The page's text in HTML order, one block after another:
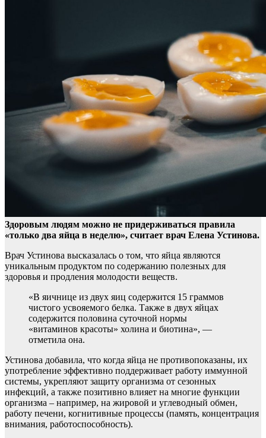
Здоровым людям можно не придерживаться правила
«только два яйца в неделю», считает врач Елена Устинова.
Врач Устинова высказалась о том, что яйца являются
уникальным продуктом по содержанию полезных для
здоровья и продления молодости веществ.
«В яичнице из двух яиц содержится 15 граммов
чистого усвояемого белка. Также в двух яйцах
содержится половина суточной нормы
«витаминов красоты» холина и биотина», —
отметила она.
Устинова добавила, что когда яйца не противопоказаны, их
употребление эффективно поддерживает работу иммунной
системы, укрепляют защиту организма от сезонных
инфекций, а также позитивно влияет на многие функции
организма – например, на жировой и углеводный обмен,
работу печени, когнитивные процессы (память, концентрация
внимания, работоспособность).